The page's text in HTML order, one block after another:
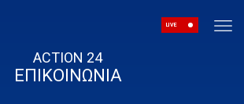
LIVE
ACTION 24
ΕΠΙΚΟΙΝΩΝΙΑ